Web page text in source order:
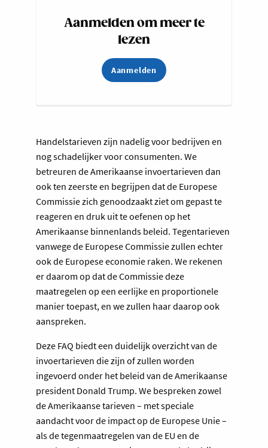
Aanmelden om meer te
lezen
Aanmelden
Handelstarieven zijn nadelig voor bedrijven en
nog schadelijker voor consumenten. We
betreuren de Amerikaanse invoertarieven dan
ook ten zeerste en begrijpen dat de Europese
Commissie zich genoodzaakt ziet om gepast te
reageren en druk uit te oefenen op het
Amerikaanse binnenlands beleid. Tegentarieven
vanwege de Europese Commissie zullen echter
ook de Europese economie raken. We rekenen
er daarom op dat de Commissie deze
maatregelen op een eerlijke en proportionele
manier toepast, en we zullen haar daarop ook
aanspreken.
Deze FAQ biedt een duidelijk overzicht van de
invoertarieven die zijn of zullen worden
ingevoerd onder het beleid van de Amerikaanse
president Donald Trump. We bespreken zowel
de Amerikaanse tarieven – met speciale
aandacht voor de impact op de Europese Unie –
als de tegenmaatregelen van de EU en de